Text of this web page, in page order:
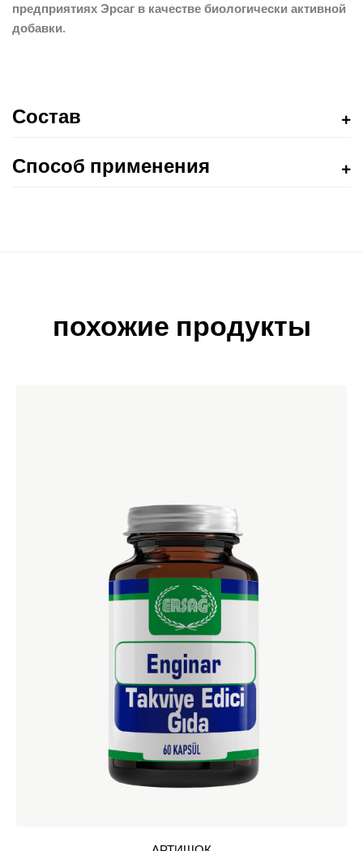
предприятиях Эрсаг в качестве биологически активной
добавки.
Состав
Способ применения
похожие продукты